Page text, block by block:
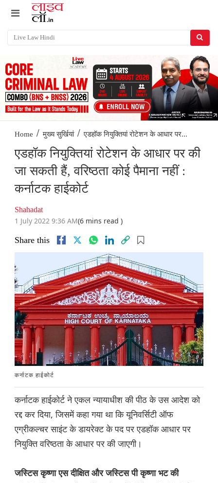
Home / मुख्य सुर्खियां / एडहॉक नियुक्तियां रोटेशन के आधार पर...
एडहॉक नियुक्तियां रोटेशन के आधार पर की
जा सकती हैं, वरिष्ठता कोई पैमाना नहीं :
कर्नाटक हाईकोर्ट
Shahadat
1 July 2022 9:36 AM(6 mins read )
Share this
कर्नाटक हाईकोर्ट
कर्नाटक हाईकोर्ट ने एकल न्यायाधीश की पीठ के उस आदेश को
रद्द कर दिया, जिसमें कहा गया था कि यूनिवर्सिटी ऑफ
एग्रीकल्चर साइंट के डायरेक्ट के पद पर एडहॉक आधार पर
नियुक्ति वरिष्ठता के आधार पर की जाएगी।
जस्टिस कृष्णा एस दीक्षित और जस्टिस पी कृष्णा भट की